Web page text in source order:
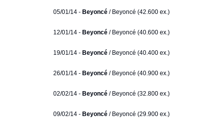
05/01/14 - Beyoncé / Beyoncé (42.600 ex.)
12/01/14 - Beyoncé / Beyoncé (40.600 ex.)
19/01/14 - Beyoncé / Beyoncé (40.400 ex.)
26/01/14 - Beyoncé / Beyoncé (40.900 ex.)
02/02/14 - Beyoncé / Beyoncé (32.800 ex.)
09/02/14 - Beyoncé / Beyoncé (29.900 ex.)